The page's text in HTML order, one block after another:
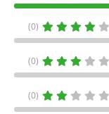
(0)
(0)
(0)